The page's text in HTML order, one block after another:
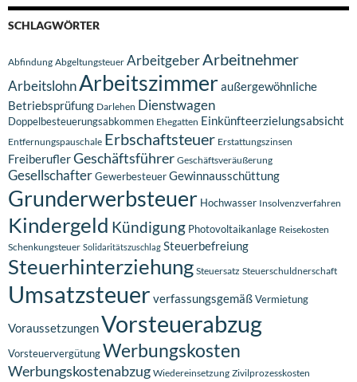
SCHLAGWÖRTER
Abfindung Abgeltungsteuer ArbeitgeberArbeitnehmer
ArbeitslohnArbeitszimmeraußergewöhnliche
Betriebsprüfung Darlehen Dienstwagen
Doppelbesteuerungsabkommen Ehegatten Einkünfteerzielungsabsicht
Entfernungspauschale Erbschaftsteuer Erstattungszinsen
FreiberuflerGeschäftsführer Geschäftsveräußerung
GesellschafterGewerbesteuerGewinnausschüttung
Grunderwerbsteuer Hochwasser Insolvenzverfahren
Kindergeld Kündigung Photovoltaikanlage Reisekosten
Schenkungsteuer Solidaritätszuschlag Steuerbefreiung
Steuerhinterziehung Steuersatz Steuerschuldnerschaft
Umsatzsteuer verfassungsgemäßVermietung
VoraussetzungenVorsteuerabzug
VorsteuervergütungWerbungskosten
Werbungskostenabzug Wiedereinsetzung Zivilprozesskosten